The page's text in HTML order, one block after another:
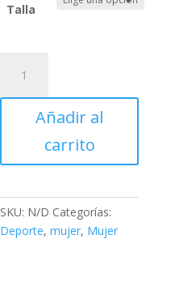
Talla
cantidad
Añadir al
carrito
SKU: N/D Categorías:
Deporte,mujer, Mujer